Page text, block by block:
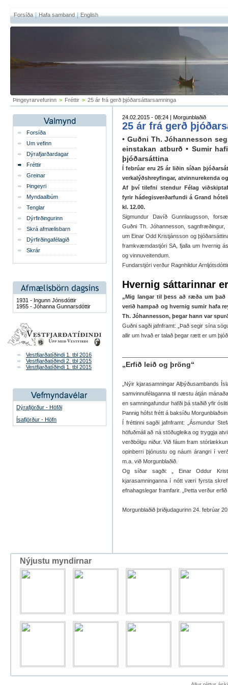
Forsíða Hafa samband English
Þingeyrarvefurinn > Fréttir > 25 ár frá gerð þjóðarsáttarsamninga
Forsíða
Um vefinn
Dýrafjarðardagar
Fréttir
Greinar
Þingeyri
Myndaalbúm
Tenglar
Dýrfirðingurinn
Skrá afmælisbarn
Dýrfirðingafélagið
Skrár
1931 - Ingunn Jónsdóttir
1955 - Jóhanna Gunnarsdóttir
Vestfjarðatíðindi 1. tbl 2016
Vestfjarðatíðindi 2. tbl 2015
Vestfjarðatíðindi 1. tbl 2015
Dýrafjörður - Höfði
Ísafjörður - Höfn
24.02.2015 - 08:24 | Morgunblaðið
25 ár frá gerð
• Guðni Th. Jóhannesson
einstakan atburð • Sumir
þjóðarsáttina
Í febrúar eru 25 ár liðin síðan
verkalýðshreyfingar, atvinnurekenda
Af því tilefni stendur Félag
fyrir hádegisverðarfundi á Grand
kl. 12.00.
Sigmundur Davíð Gunnlaugsson,
Guðni Th. Jóhannesson,
um Einar Odd Kristjánsson og
framkvæmdastjóri SA, fjalla um hvernig
og vinnuveitendum.
Fundarstjóri verður Ragnhildur
Hvernig sáttarinnar
„Mig langar til þess að ræða um það
verið hampað og hvernig sumir hafa
Th. Jóhannesson, þegar hann var
Guðni sagði jafnframt: „Það segir sína
allir um hvað er talað þegar rætt er um
„Erfið leið og þröng“
„Nýir kjarasamningar Alþýðusambands
samvinnufélaganna til næstu átján
en samningafundur hafði þá staðið yfir
Þannig hófst frétt á baksíðu
Í fréttinni sagði jafnframt: „Ásmundur
höfuðmáli að ná stöðugleika og tryggja
verðbólgu niður. Við fáum fram
opinberri þjónustu og náum árangri í
m.a. við Morgunblaðið.
Og síðar sagði: „ Einar Oddur
kjarasamninganna í nótt væri fyrsta
efnahagslegar framfarir. „Þetta verður
Morgunblaðið þriðjudagurinn 24. febrúar
Nýjustu myndirnar